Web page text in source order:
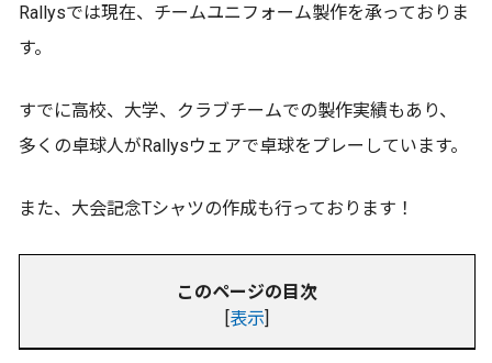
Rallysでは現在、チームユニフォーム製作を承っておりま
す。
すでに高校、大学、クラブチームでの製作実績もあり、
多くの卓球人がRallysウェアで卓球をプレーしています。
また、大会記念Tシャツの作成も行っております！
このページの目次
[表示]